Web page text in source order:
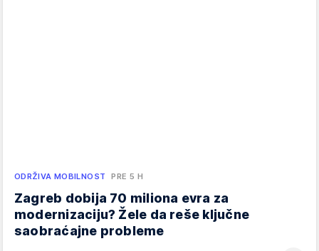
ODRŽIVA MOBILNOST PRE 5 H
Zagreb dobija 70 miliona evra za
modernizaciju? Žele da reše ključne
saobraćajne probleme